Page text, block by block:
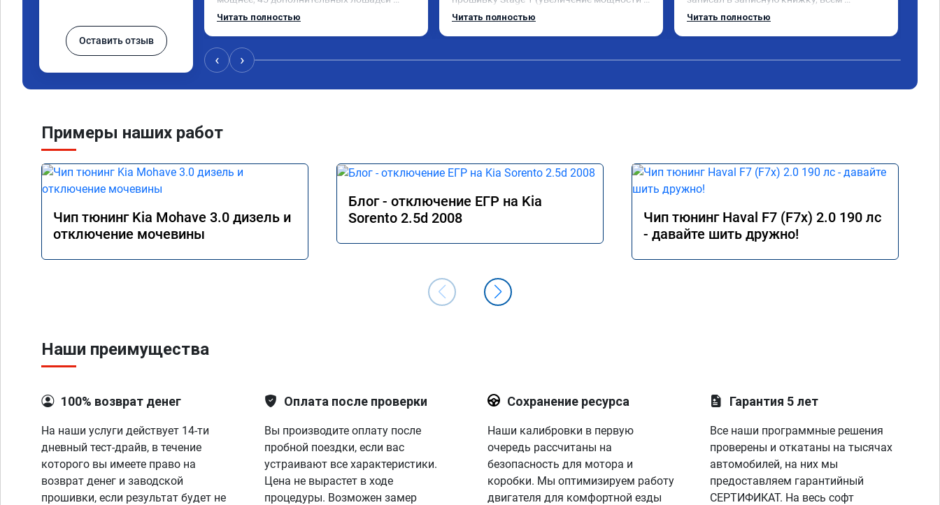
Оставить отзыв
существенно чувствуется и
15 город, уже три дня катаюсь, держит 12-
12.5. Коробка перестала подпинывать при
Читать полностью
отзывчивости с сохранением всех
в данном режиме - отличный способ
необходимости давать "тапок в пол". В
общем и целом прошивкой доволен,
отличный результат. Рекомендую
Читать полностью
рекомендую! Еще вот поеду в ближайшее
Читать полностью
‹ ›
Примеры наших работ
Чип тюнинг Kia Mohave 3.0 дизель и
отключение мочевины
Блог - отключение ЕГР на Kia
Sorento 2.5d 2008
Чип тюнинг Haval F7 (F7x) 2.0 190 лс
- давайте шить дружно!
Наши преимущества
100% возврат денег
На наши услуги действует 14-ти
дневный тест-драйв, в течение
которого вы имеете право на
возврат денег и заводской
прошивки, если результат будет не
Оплата после проверки
Вы производите оплату после
пробной поездки, если вас
устраивают все характеристики.
Цена не вырастет в ходе
процедуры. Возможен замер
Сохранение ресурса
Наши калибровки в первую
очередь рассчитаны на
безопасность для мотора и
коробки. Мы оптимизируем работу
двигателя для комфортной езды
Гарантия 5 лет
Все наши программные решения
проверены и откатаны на тысячах
автомобилей, на них мы
предоставляем гарантийный
СЕРТИФИКАТ. На весь софт